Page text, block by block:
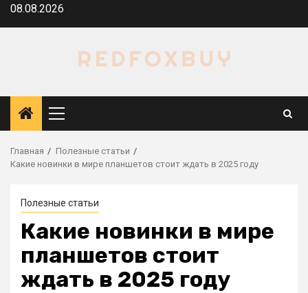
Перейти
08.08.2026
Основное
меню
Главная
Полезные статьи
Какие новинки в мире планшетов стоит ждать в 2025 году
Полезные статьи
Какие новинки в мире
планшетов стоит
ждать в 2025 году